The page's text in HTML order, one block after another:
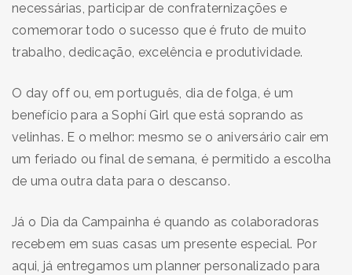
necessárias, participar de confraternizações e
comemorar todo o sucesso que é fruto de muito
trabalho, dedicação, excelência e produtividade.
O day off ou, em português, dia de folga, é um
benefício para a Sophí Girl que está soprando as
velinhas. E o melhor: mesmo se o aniversário cair em
um feriado ou final de semana, é permitido a escolha
de uma outra data para o descanso.
Já o Dia da Campainha é quando as colaboradoras
recebem em suas casas um presente especial. Por
aqui, já entregamos um planner personalizado para